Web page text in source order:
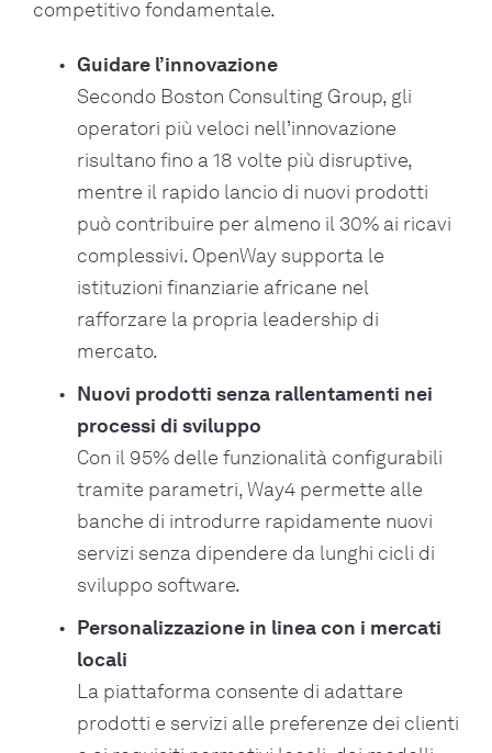
competitivo fondamentale.
Guidare l’innovazione
Secondo Boston Consulting Group, gli
operatori più veloci nell’innovazione
risultano fino a 18 volte più disruptive,
mentre il rapido lancio di nuovi prodotti
può contribuire per almeno il 30% ai ricavi
complessivi. OpenWay supporta le
istituzioni finanziarie africane nel
rafforzare la propria leadership di
mercato.
Nuovi prodotti senza rallentamenti nei
processi di sviluppo
Con il 95% delle funzionalità configurabili
tramite parametri, Way4 permette alle
banche di introdurre rapidamente nuovi
servizi senza dipendere da lunghi cicli di
sviluppo software.
Personalizzazione in linea con i mercati
locali
La piattaforma consente di adattare
prodotti e servizi alle preferenze dei clienti